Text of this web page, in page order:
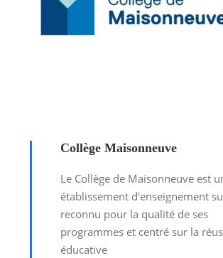
Collège Maisonneuve
Le Collège de Maisonneuve est
établissement d’enseignement
reconnu pour la qualité de ses
programmes et centré sur la
éducative